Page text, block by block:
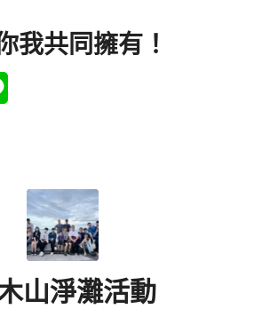
我共同擁有！
山淨灘活動